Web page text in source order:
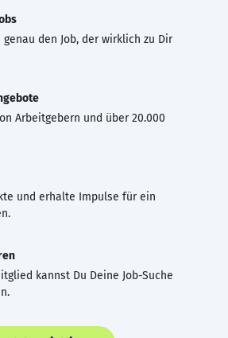
genau den Job, der wirklich zu Dir
Arbeitgebern und über 20.000
und erhalte Impulse für ein
kannst Du Deine Job-Suche